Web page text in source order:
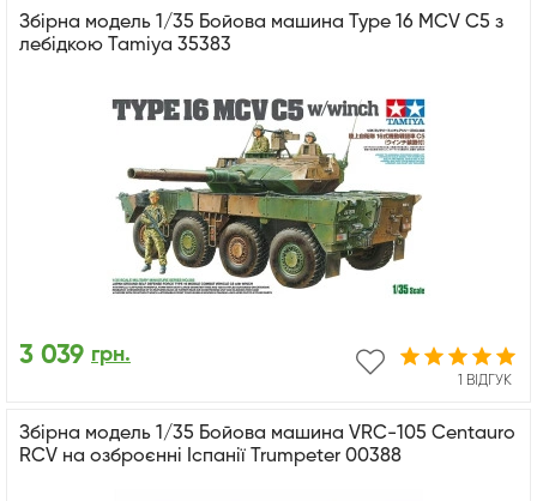
Збірна модель 1/35 Бойова машина Type 16 MCV C5 з
лебідкою Tamiya 35383
1 ВІДГУК
3 039 грн.
Збірна модель 1/35 Бойова машина VRC-105 Centauro
RCV на озброєнні Іспанії Trumpeter 00388